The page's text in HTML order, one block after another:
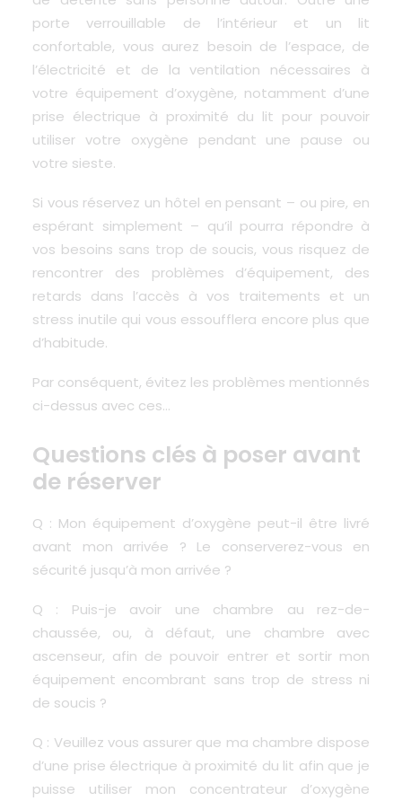
porte verrouillable de l’intérieur et un lit
confortable, vous aurez besoin de l’espace, de
l’électricité et de la ventilation nécessaires à
votre équipement d’oxygène, notamment d’une
prise électrique à proximité du lit pour pouvoir
utiliser votre oxygène pendant une pause ou
votre sieste.
Si vous réservez un hôtel en pensant – ou pire, en
espérant simplement – ​​qu’il pourra répondre à
vos besoins sans trop de soucis, vous risquez de
rencontrer des problèmes d’équipement, des
retards dans l’accès à vos traitements et un
stress inutile qui vous essoufflera encore plus que
d’habitude.
Par conséquent, évitez les problèmes mentionnés
ci-dessus avec ces…
Questions clés à poser avant
de réserver
Q : Mon équipement d’oxygène peut-il être livré
avant mon arrivée ? Le conserverez-vous en
sécurité jusqu’à mon arrivée ?
Q : Puis-je avoir une chambre au rez-de-
chaussée, ou, à défaut, une chambre avec
ascenseur, afin de pouvoir entrer et sortir mon
équipement encombrant sans trop de stress ni
de soucis ?
Q : Veuillez vous assurer que ma chambre dispose
d’une prise électrique à proximité du lit afin que je
puisse utiliser mon concentrateur d’oxygène